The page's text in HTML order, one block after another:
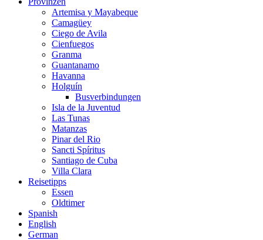
Artemisa y Mayabeque
Camagüey
Ciego de Avila
Cienfuegos
Granma
Guantanamo
Havanna
Holguín
Busverbindungen
Isla de la Juventud
Las Tunas
Matanzas
Pinar del Rio
Sancti Spíritus
Santiago de Cuba
Villa Clara
Reisetipps
Essen
Oldtimer
Spanish
English
German